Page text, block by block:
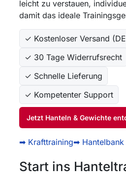
leicht zu verstauen,
damit das ideale
✓ Kostenloser Versand
✓ 30 Tage Widerrufsrecht
✓ Schnelle Lieferung
✓ Kompetenter Support
Jetzt Hanteln & Gewichte
➡ Krafttraining➡ Hantelbank
Start ins